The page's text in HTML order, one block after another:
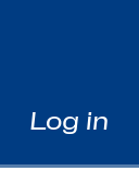
Log in